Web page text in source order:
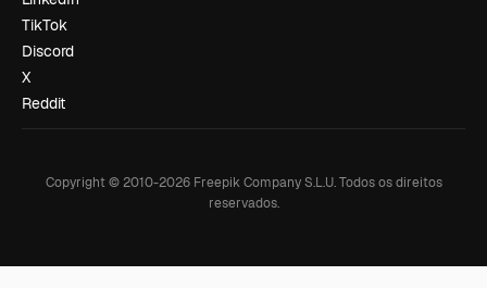
TikTok
Discord
X
Reddit
Copyright © 2010-2026Freepik Company S.L.U. Todos os direitos
reservados.